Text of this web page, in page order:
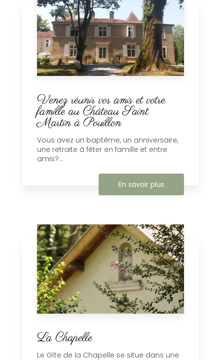
Venez réunir vos amis et votre
famille au Château Saint
Martin à Pouillon
Vous avez un baptême, un anniversaire,
une retraite à fêter en famille et entre
amis?...
En savoir plus
La Chapelle
Le Gîte de la Chapelle se situe dans une